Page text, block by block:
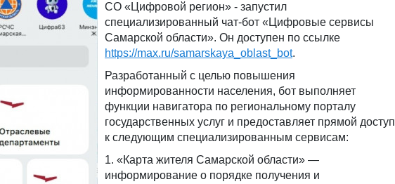
СО «Цифровой регион» - запустил
специализированный чат-бот «Цифровые сервисы
Самарской области». Он доступен по ссылке
https://max.ru/samarskaya_oblast_bot.
Разработанный с целью повышения
информированности населения, бот выполняет
функции навигатора по региональному порталу
государственных услуг и предоставляет прямой доступ
к следующим специализированным сервисам:
1. «Карта жителя Самарской области» —
информирование о порядке получения и